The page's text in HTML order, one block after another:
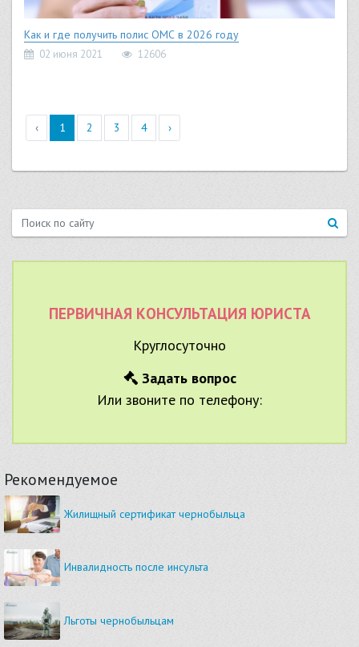
Как и где получить полис ОМС в 2026 году
02 июня 2021 12606
‹ 1 2 3 4 ›
ПЕРВИЧНАЯ КОНСУЛЬТАЦИЯ ЮРИСТА
Круглосуточно
Задать вопрос
Или звоните по телефону:
Рекомендуемое
Жилищный сертификат чернобыльца
Инвалидность после инсульта
Льготы чернобыльцам